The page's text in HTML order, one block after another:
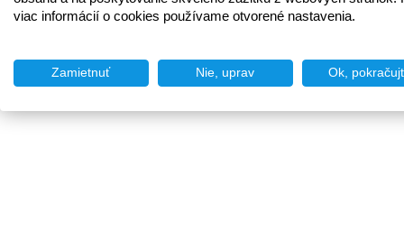
viac informácií o cookies používame otvorené nastavenia.
Zamietnuť Nie, uprav Ok,